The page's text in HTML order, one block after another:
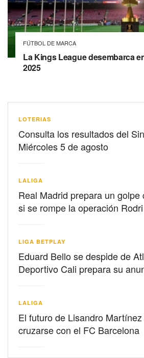
FÚTBOL DE MARCA
La Kings League desembarca
2025
LOTERIAS
Consulta los resultados del
Miércoles 5 de agosto
LALIGA
Real Madrid prepara un golpe
si se rompe la operación Rodri
LIGA BETPLAY
Eduard Bello se despide de
Deportivo Cali prepara su
LALIGA
El futuro de Lisandro
cruzarse con el FC Barcelona